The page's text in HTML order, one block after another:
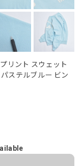
リント スウェット
ステルブルー ビン